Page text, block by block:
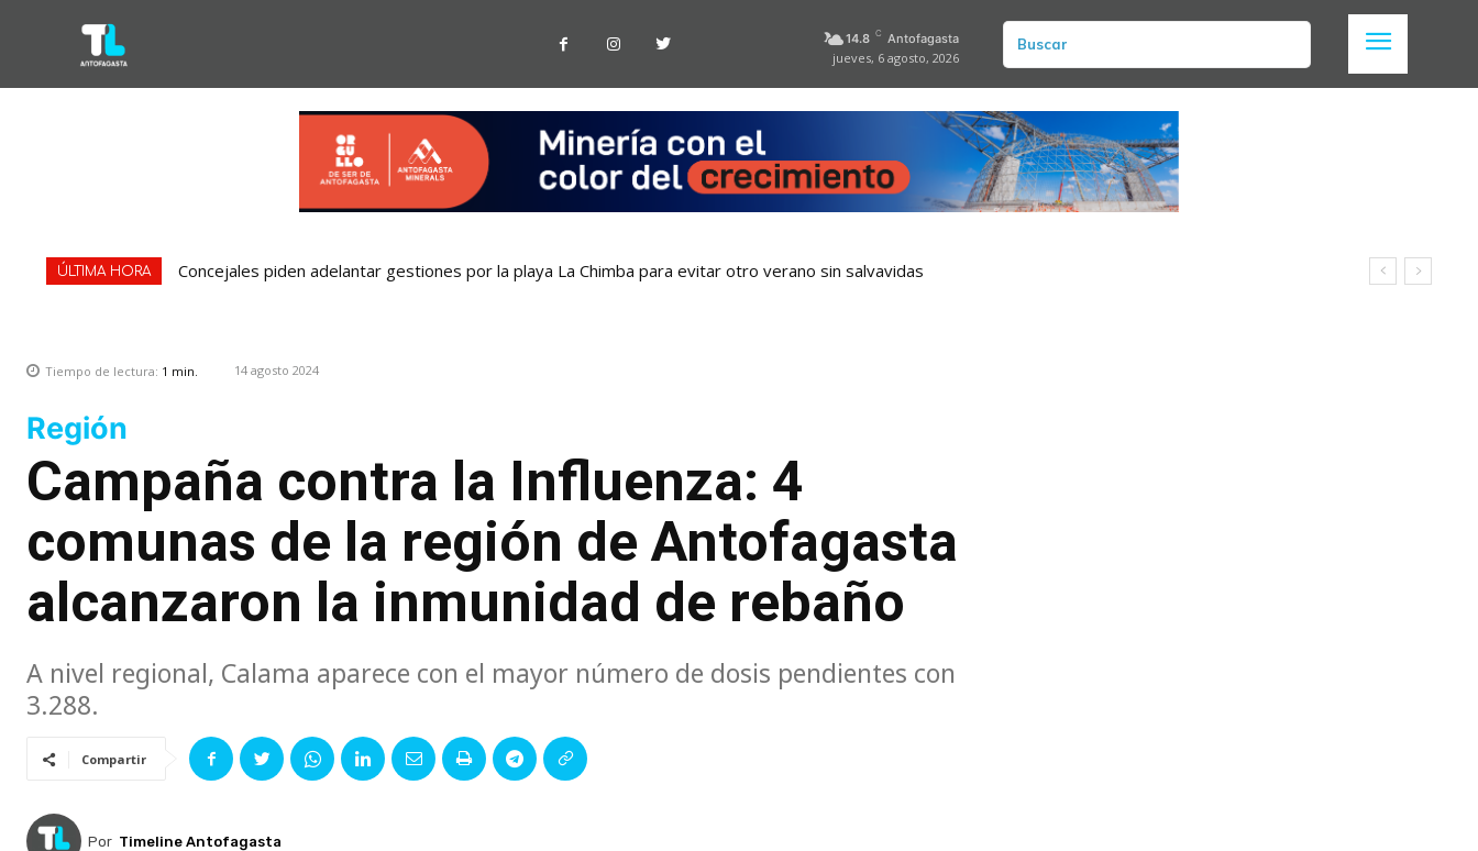
14.8 C Antofagasta
jueves, 6 agosto, 2026
Buscar
ÚLTIMA HORA Concejales piden adelantar gestiones por la playa La Chimba para evitar otro verano sin salvavidas
Tiempo de lectura: 1 min. 14 agosto 2024
Región
Campaña contra la Influenza: 4
comunas de la región de Antofagasta
alcanzaron la inmunidad de rebaño
A nivel regional, Calama aparece con el mayor número de dosis pendientes con
3.288.
Compartir
Por Timeline Antofagasta